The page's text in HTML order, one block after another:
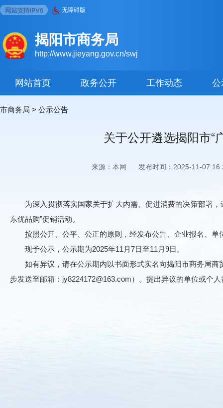
无障碍版
揭阳市商务局
http://www.jieyang.gov.cn/swj
网站首页 政务公开 工作动态 公
市商务局 > 公示公告
关于公开遴选揭阳市“
来源：本网 发布时间：2025-11-07
为深入贯彻落实国家关于扩大内需、促进消费的决策部署，
东优品购”促销活动。
按照公开、公平、公正的原则，经发布公告、企业报名、单
现予公示，公示期为2025年11月7日至11月9日。
如有异议，请在公示期内以书面形式实名向揭阳市商务局商
步发送至邮箱：jy8224172@163.com）。提出异议的单位或个